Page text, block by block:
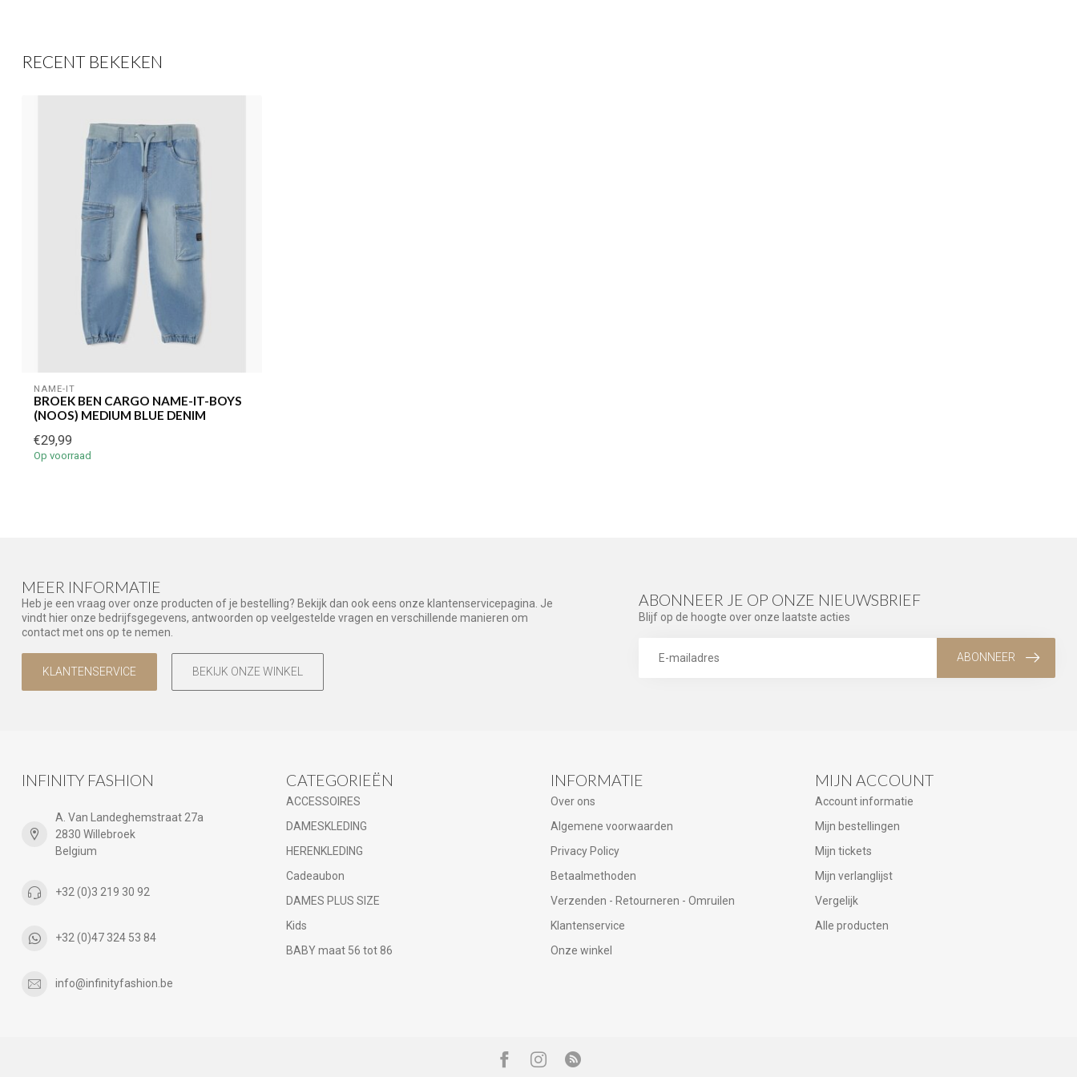
RECENT BEKEKEN
NAME-IT
BROEK BEN CARGO NAME-IT-BOYS
(NOOS) MEDIUM BLUE DENIM
€29,99
Op voorraad
MEER INFORMATIE
Heb je een vraag over onze producten of je bestelling? Bekijk dan ook eens onze klantenservicepagina. Je
vindt hier onze bedrijfsgegevens, antwoorden op veelgestelde vragen en verschillende manieren om
contact met ons op te nemen.
KLANTENSERVICE BEKIJK ONZE WINKEL
ABONNEER JE OP ONZE NIEUWSBRIEF
Blijf op de hoogte over onze laatste acties
ABONNEER
INFINITY FASHION
A. Van Landeghemstraat 27a
2830 Willebroek
Belgium
+32 (0)3 219 30 92
+32 (0)47 324 53 84
info@infinityfashion.be
CATEGORIEËN
ACCESSOIRES
DAMESKLEDING
HERENKLEDING
Cadeaubon
DAMES PLUS SIZE
Kids
BABY maat 56 tot 86
INFORMATIE
Over ons
Algemene voorwaarden
Privacy Policy
Betaalmethoden
Verzenden - Retourneren - Omruilen
Klantenservice
Onze winkel
MIJN ACCOUNT
Account informatie
Mijn bestellingen
Mijn tickets
Mijn verlanglijst
Vergelijk
Alle producten